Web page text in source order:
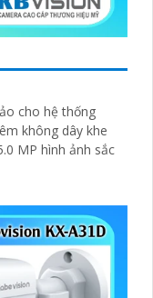
cho hệ thống
MP hình ảnh sắc